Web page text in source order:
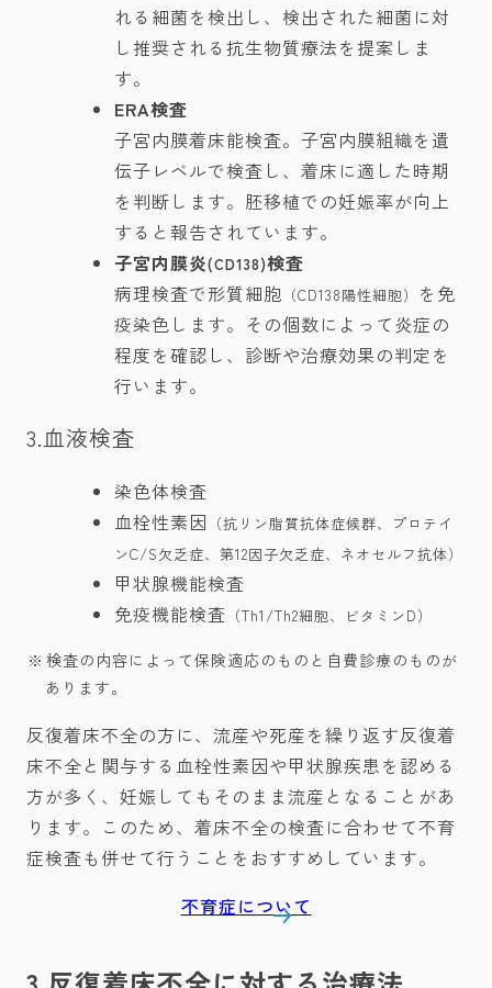
れる細菌を検出し、検出された細菌に対
し推奨される抗生物質療法を提案しま
す。
ERA検査
子宮内膜着床能検査。子宮内膜組織を遺
伝子レベルで検査し、着床に適した時期
を判断します。胚移植での妊娠率が向上
すると報告されています。
子宮内膜炎(CD138)検査
病理検査で形質細胞 （CD138陽性細胞） を免
疫染色します。その個数によって炎症の
程度を確認し、診断や治療効果の判定を
行います。
3.血液検査
染色体検査
血栓性素因 （抗リン脂質抗体症候群、プロテイ
ンC/S欠乏症、第12因子欠乏症、ネオセルフ抗体）
甲状腺機能検査
免疫機能検査 （Th1/Th2細胞、ビタミンD）
検査の内容によって保険適応のものと自費診療のものが
あります。
反復着床不全の方に、流産や死産を繰り返す反復着
床不全と関与する血栓性素因や甲状腺疾患を認める
方が多く、妊娠してもそのまま流産となることがあ
ります。このため、着床不全の検査に合わせて不育
症検査も併せて行うことをおすすめしています。
不育症について